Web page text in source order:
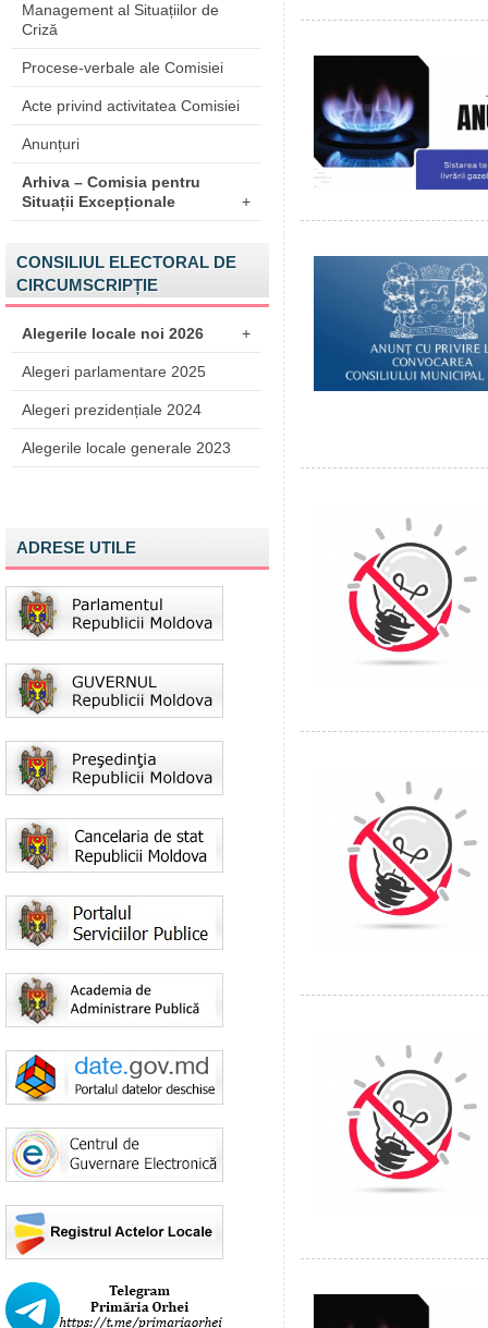
Management al Situațiilor de
Criză
Procese-verbale ale Comisiei
Acte privind activitatea Comisiei
Anunțuri
Arhiva – Comisia pentru
Situații Excepționale
+
CONSILIUL ELECTORAL DE
CIRCUMSCRIPȚIE
Alegerile locale noi 2026 +
Alegeri parlamentare 2025
Alegeri prezidențiale 2024
Alegerile locale generale 2023
ADRESE UTILE